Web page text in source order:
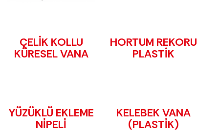
ÇELİK KOLLU
KÜRESEL VANA
HORTUM REKORU
PLASTİK
YÜZÜKLÜ EKLEME
NİPELİ
KELEBEK VANA
(PLASTİK)